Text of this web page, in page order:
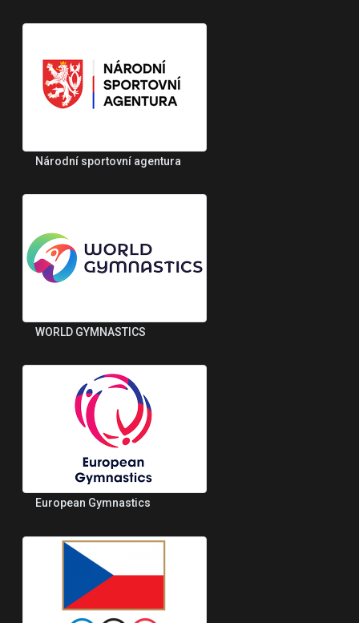
Národní sportovní agentura
WORLD GYMNASTICS
European Gymnastics